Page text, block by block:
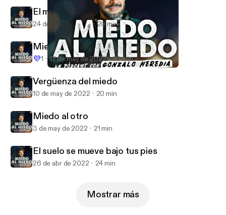
Miedo al miedo
El miedo escondido
24 de may de 2022 20 min
Miedo onírico
💜1 17 de may de 2022 20 min
Vergüenza del miedo
10 de may de 2022 20 min
Miedo al otro
3 de may de 2022 21 min
El suelo se mueve bajo tus pies
26 de abr de 2022 24 min
Mostrar más